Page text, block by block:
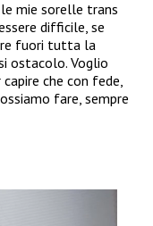
mie sorelle trans
difficile, se
fuori tutta la
ostacolo. Voglio
che con fede,
fare, sempre